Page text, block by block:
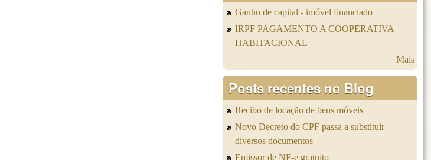
Ganho de capital - imóvel financiado
IRPF PAGAMENTO A COOPERATIVA
HABITACIONAL
Mais
Posts recentes no Blog
Recibo de locação de bens móveis
Novo Decreto do CPF passa a substituir
diversos documentos
Emissor de NF-e gratuito